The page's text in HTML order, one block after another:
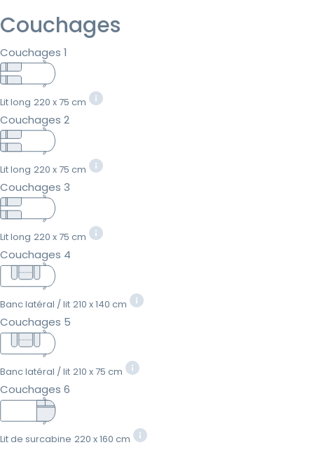
Couchages
Couchages 1
Lit long 220 x 75 cm
Couchages 2
Lit long 220 x 75 cm
Couchages 3
Lit long 220 x 75 cm
Couchages 4
Banc latéral / lit 210 x 140 cm
Couchages 5
Banc latéral / lit 210 x 75 cm
Couchages 6
Lit de surcabine 220 x 160 cm